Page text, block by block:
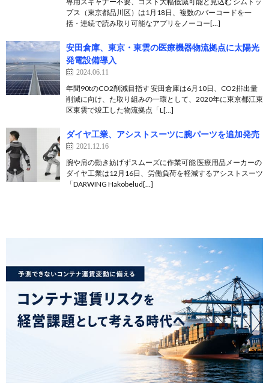
プス（東京都品川区）は1月18日、複数のバーコードを一
括・連続で読み取り可能なアプリをノーコー[…]
安田倉庫、東京・東雲の医療機器物流拠点に太陽光
発電設備導入
2024.06.11
年間90tのCO2削減目指す 安田倉庫は6月10日、CO2排出量
削減に向け、た取り組みの一環として、2020年に東京都江東
区東雲で竣工した物流拠点「L[…]
ダイヤ工業、アシストスーツに腕パーツを追加発売
2021.12.16
腕や肩の動き妨げずスムーズに作業可能 医療用品メーカーの
ダイヤ工業は12月16日、労働負荷を軽減するアシストスーツ
「DARWING Hakobelud[…]